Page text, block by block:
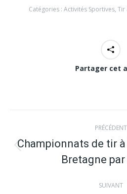
Catégories : Activités Sportives, Tir
Partager cet
Navigation
article
PRÉCÉDENT
Championnats de tir à
Bretagne
SUIVANT